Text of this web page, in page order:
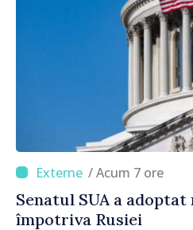
/ Acum 7 ore
Senatul SUA a
împotriva Rusiei